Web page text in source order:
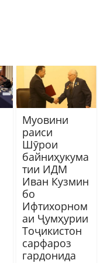
Муовини
раиси
Шӯрои
байниҳукума
тии ИДМ
Иван Кузмин
бо
Ифтихорном
аи Ҷумҳурии
Тоҷикистон
сарфароз
гардонида